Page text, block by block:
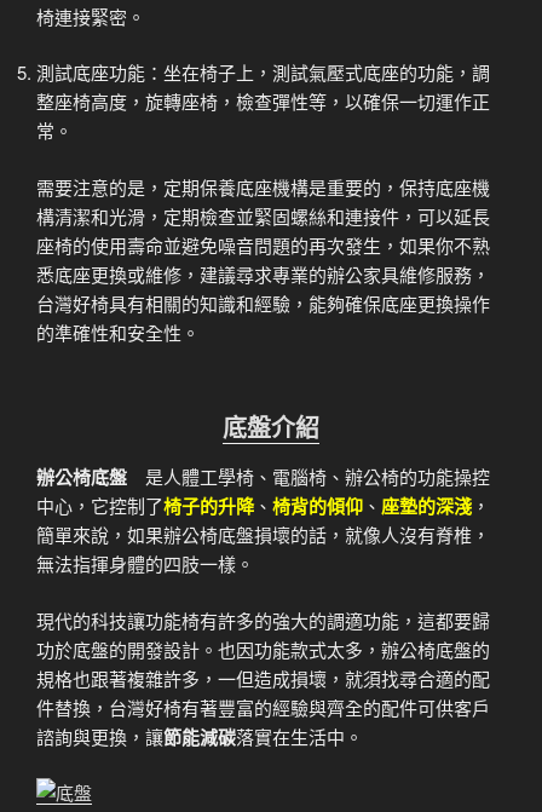
椅連接緊密。
測試底座功能：坐在椅子上，測試氣壓式底座的功能，調
整座椅高度，旋轉座椅，檢查彈性等，以確保一切運作正
常。
需要注意的是，定期保養底座機構是重要的，保持底座機
構清潔和光滑，定期檢查並緊固螺絲和連接件，可以延長
座椅的使用壽命並避免噪音問題的再次發生， 如果你不熟
悉底座更換或維修，建議尋求專業的辦公家具維修服務，
台灣好椅具有相關的知識和經驗，能夠確保底座更換操作
的準確性和安全性。
底盤介紹
辦公椅底盤 是人體工學椅、電腦椅、辦公椅的功能操控
中心，它控制了椅子的升降、 椅背的傾仰 、 座墊的深淺 ，
簡單來說，如果辦公椅底盤損壞的話，就像人沒有脊椎，
無法指揮身體的四肢一樣。
現代的科技讓功能椅有許多的強大的調適功能，這都要歸
功於底盤的開發設計。也因功能款式太多，辦公椅底盤的
規格也跟著複雜許多，一但造成損壞，就須找尋合適的配
件替換，台灣好椅有著豐富的經驗與齊全的配件可供客戶
諮詢與更換，讓節能減碳落實在生活中。